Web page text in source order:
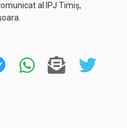
al IPJ Timiș,